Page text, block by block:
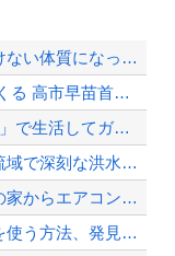
ワイ、「着衣おっばい」でしか抜けない体質になってしまうｗｗｗｗｗ
【悲報】 週刊誌、好き放題書きまくる 高市早苗首相は新公用車の贅を尽くした後部座...
株の資産7億円あるのに「株主優待」で生活してガンになる人生・・・
中国、三峡ダムが全開放流。長江流域で深刻な洪水被害
【熊本地震】車中泊避難して留守の家からエアコン室外機盗む 警察に「室外機が盗まれ...
【朗報】プールの中でコンセントを使う方法、発見されるｗｗｗｗ